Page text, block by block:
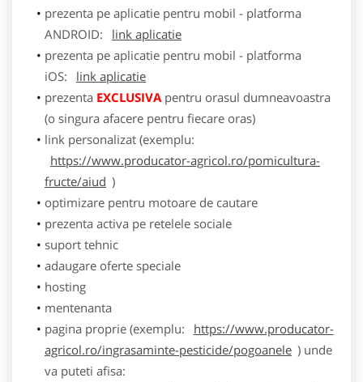
prezenta pe aplicatie pentru mobil - platforma
ANDROID:
link aplicatie
prezenta pe aplicatie pentru mobil - platforma
iOS:
link aplicatie
prezenta EXCLUSIVApentru orasul dumneavoastra
(o singura afacere pentru fiecare oras)
link personalizat (exemplu:
https://www.producator-agricol.ro/pomicultura-
fructe/aiud )
optimizare pentru motoare de cautare
prezenta activa pe retelele sociale
suport tehnic
adaugare oferte speciale
hosting
mentenanta
pagina proprie (exemplu:
https://www.producator-
agricol.ro/ingrasaminte-pesticide/pogoanele ) unde
va puteti afisa: